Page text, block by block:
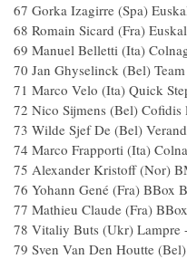
67 Gorka Izagirre (Spa)
68 Romain Sicard (Fra)
69 Manuel Belletti (Ita)
70 Jan Ghyselinck (Bel)
71 Marco Velo (Ita) Quick
72 Nico Sijmens (Bel)
73 Wilde Sjef De (Bel)
74 Marco Frapporti (Ita)
75 Alexander Kristoff (Nor)
76 Yohann Gené (Fra) BBox
77 Mathieu Claude (Fra)
78 Vitaliy Buts (Ukr) Lampre
79 Sven Van Den Houtte